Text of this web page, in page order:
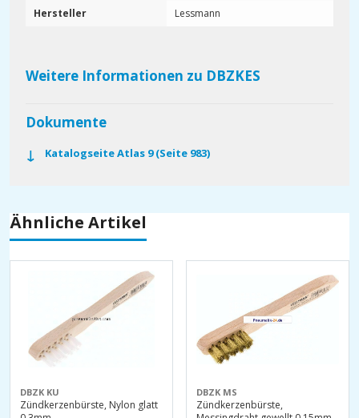
Hersteller
Lessmann
Weitere Informationen zu DBZKES
Dokumente
Katalogseite Atlas 9 (Seite 983)
Ähnliche Artikel
DBZK KU
Zündkerzenbürste, Nylon glatt
DBZK MS
Zündkerzenbürste,